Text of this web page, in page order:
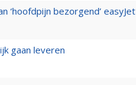
‘hoofdpijn bezorgend’ easyJet
gaan leveren